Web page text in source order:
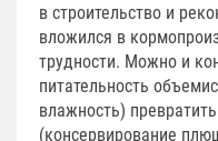
в строительство и
вложился в
трудности. Можно и
питательность
влажность)
(консервирование